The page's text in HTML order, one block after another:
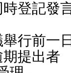
登記發
舉行前一
提出者